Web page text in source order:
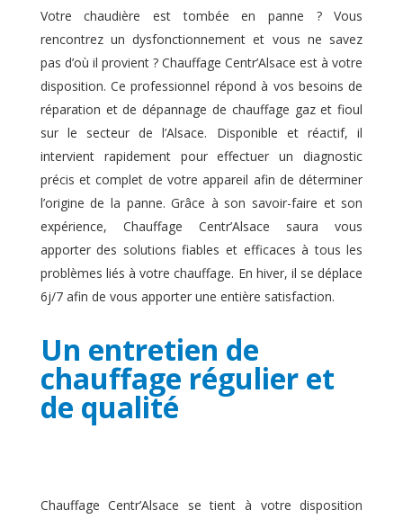
Votre chaudière est tombée en panne ? Vous
rencontrez un dysfonctionnement et vous ne savez
pas d’où il provient ? Chauffage Centr’Alsace est à votre
disposition. Ce professionnel répond à vos besoins de
réparation et de dépannage de chauffage gaz et fioul
sur le secteur de l’Alsace. Disponible et réactif, il
intervient rapidement pour effectuer un diagnostic
précis et complet de votre appareil afin de déterminer
l’origine de la panne. Grâce à son savoir-faire et son
expérience, Chauffage Centr’Alsace saura vous
apporter des solutions fiables et efficaces à tous les
problèmes liés à votre chauffage. En hiver, il se déplace
6j/7 afin de vous apporter une entière satisfaction.
Un entretien de
chauffage régulier et
de qualité
Chauffage Centr’Alsace se tient à votre disposition